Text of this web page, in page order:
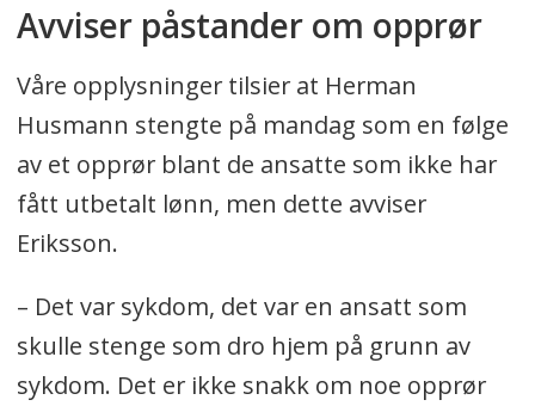
Avviser påstander om opprør
Våre opplysninger tilsier at Herman
Husmann stengte på mandag som en følge
av et opprør blant de ansatte som ikke har
fått utbetalt lønn, men dette avviser
Eriksson.
– Det var sykdom, det var en ansatt som
skulle stenge som dro hjem på grunn av
sykdom. Det er ikke snakk om noe opprør